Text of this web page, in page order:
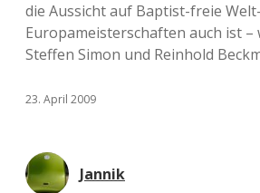
die Aussicht auf Baptist-freie
Europameisterschaften auch ist –
Steffen Simon und Reinhold
23. April 2009
Jannik